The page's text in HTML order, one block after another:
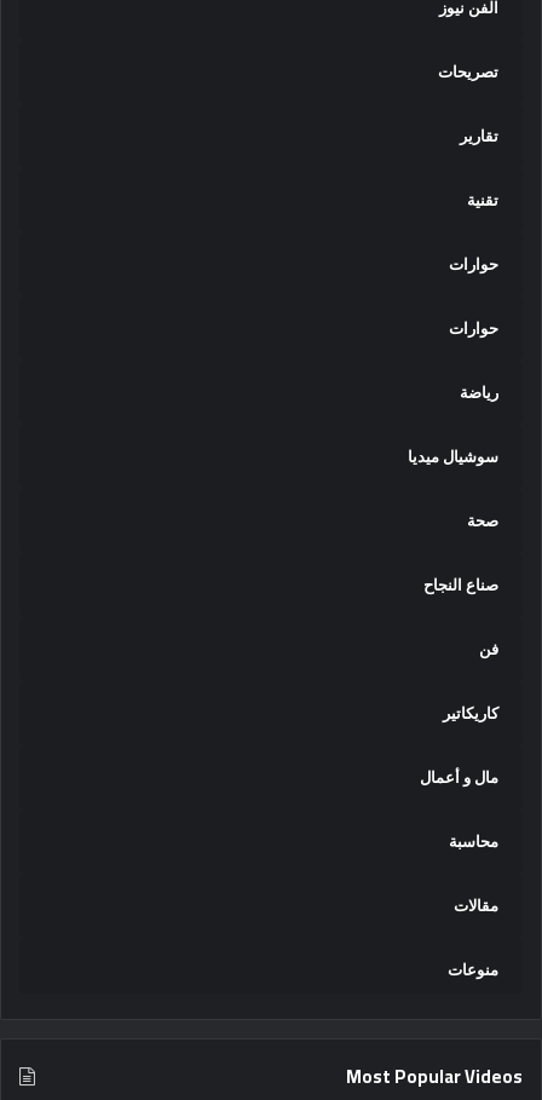
الفن نيوز
تصريحات
تقارير
تقنية
حوارات
حوارات
رياضة
سوشيال ميديا
صحة
صناع النجاح
فن
كاريكاتير
مال و أعمال
محاسبة
مقالات
منوعات
Most Popular Videos